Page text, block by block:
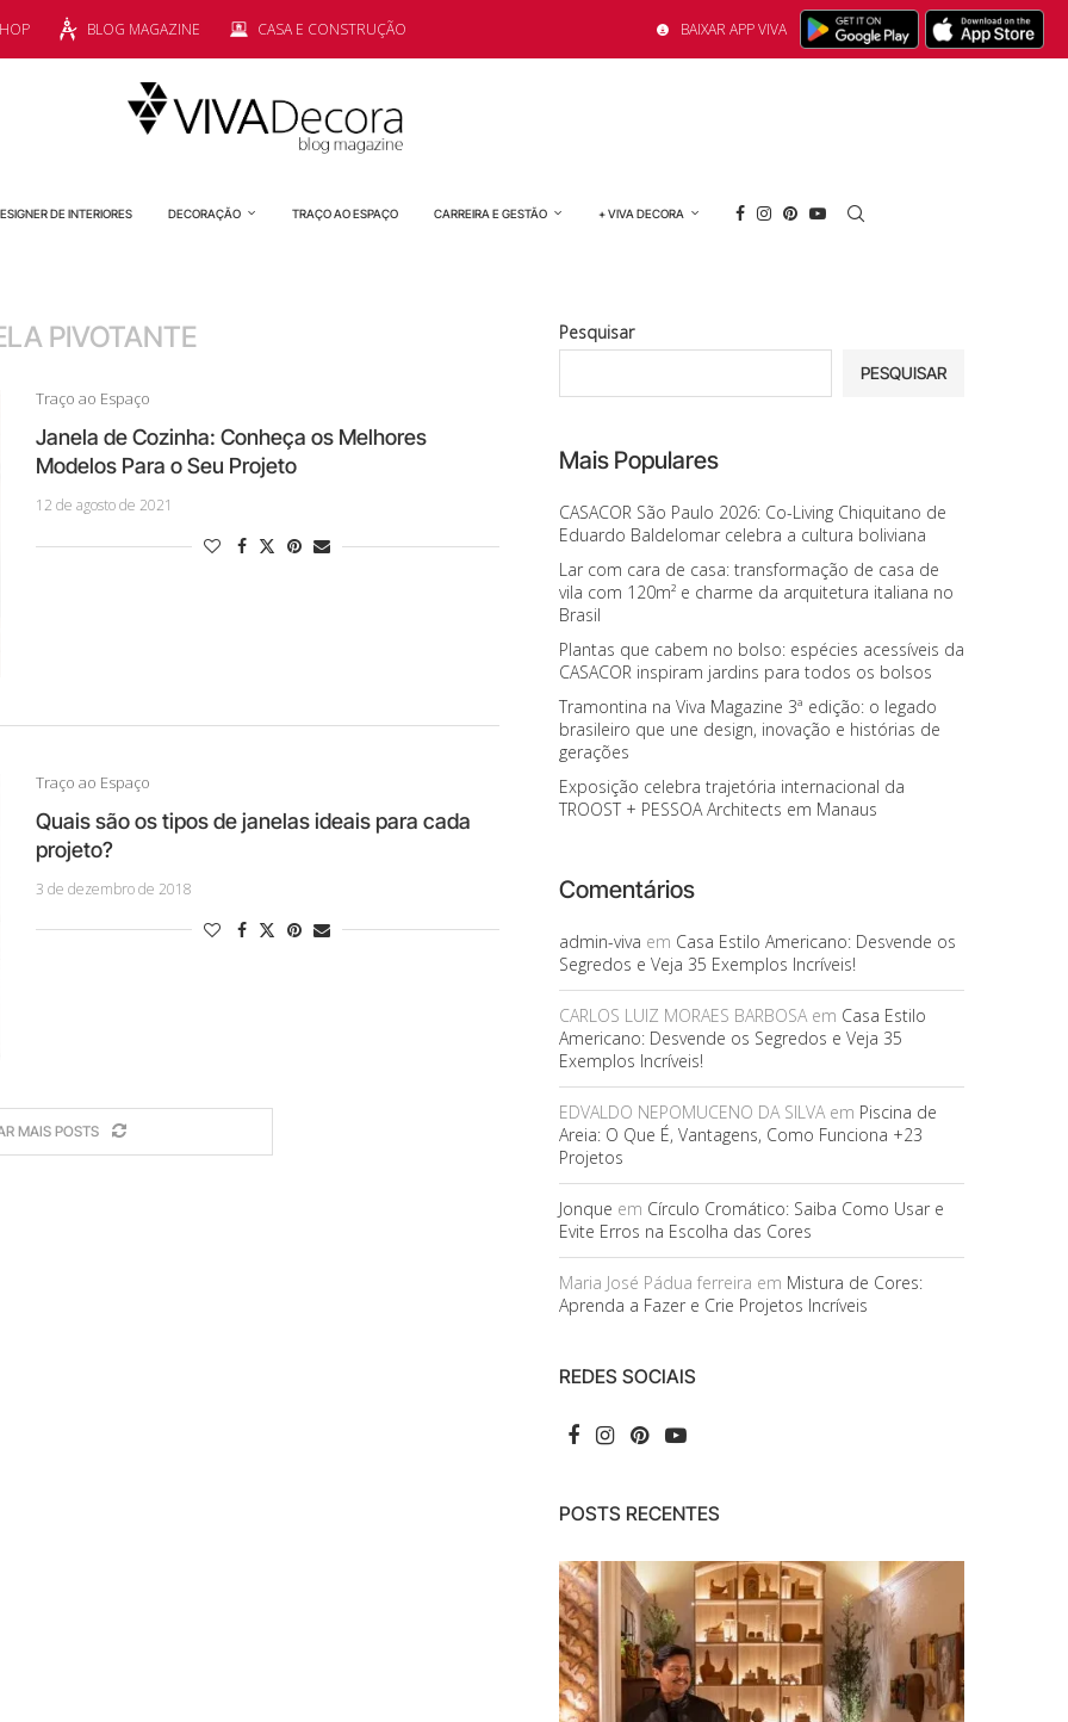
BLOG MAGAZINE CASA E CONSTRUÇÃO BAIXAR APP VIVA
DE INTERIORES DECORAÇÃO TRAÇO AO ESPAÇO CARREIRA E GESTÃO + VIVA DECORA
PIVOTANTE
Traço ao Espaço
Janela de Cozinha: Conheça os Melhores
Modelos Para o Seu Projeto
12 de agosto de 2021
Traço ao Espaço
Quais são os tipos de janelas ideais para cada
projeto?
3 de dezembro de 2018
MAIS POSTS
Pesquisar
PESQUISAR
Mais Populares
CASACOR São Paulo 2026: Co-Living Chiquitano de
Eduardo Baldelomar celebra a cultura boliviana
Lar com cara de casa: transformação de casa de
vila com 120m² e charme da arquitetura italiana no
Brasil
Plantas que cabem no bolso: espécies acessíveis da
CASACOR inspiram jardins para todos os bolsos
Tramontina na Viva Magazine 3ª edição: o legado
brasileiro que une design, inovação e histórias de
gerações
Exposição celebra trajetória internacional da
TROOST + PESSOA Architects em Manaus
Comentários
admin-viva em Casa Estilo Americano: Desvende os
Segredos e Veja 35 Exemplos Incríveis!
CARLOS LUIZ MORAES BARBOSAem Casa Estilo
Americano: Desvende os Segredos e Veja 35
Exemplos Incríveis!
EDVALDO NEPOMUCENO DA SILVAem Piscina de
Areia: O Que É, Vantagens, Como Funciona +23
Projetos
Jonque em Círculo Cromático: Saiba Como Usar e
Evite Erros na Escolha das Cores
Maria José Pádua ferreira em Mistura de Cores:
Aprenda a Fazer e Crie Projetos Incríveis
REDES SOCIAIS
POSTS RECENTES